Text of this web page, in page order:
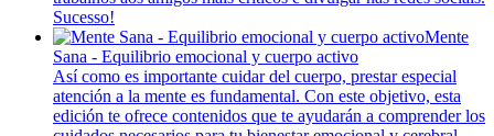
Sucesso!
Mente
Sana - Equilibrio emocional y cuerpo activo
Así como es importante cuidar del cuerpo, prestar especial
atención a la mente es fundamental. Con este objetivo, esta
edición te ofrece contenidos que te ayudarán a comprender los